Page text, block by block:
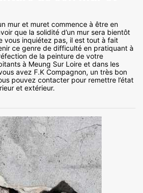
mur et muret commence à être en
que la solidité d’un mur sera bientôt
vous inquiétez pas, il est tout à fait
ce genre de difficulté en pratiquant à
de la peinture de votre
à Meung Sur Loire et dans les
avez F.K Compagnon, un très bon
pouvez contacter pour remettre l’état
et extérieur.